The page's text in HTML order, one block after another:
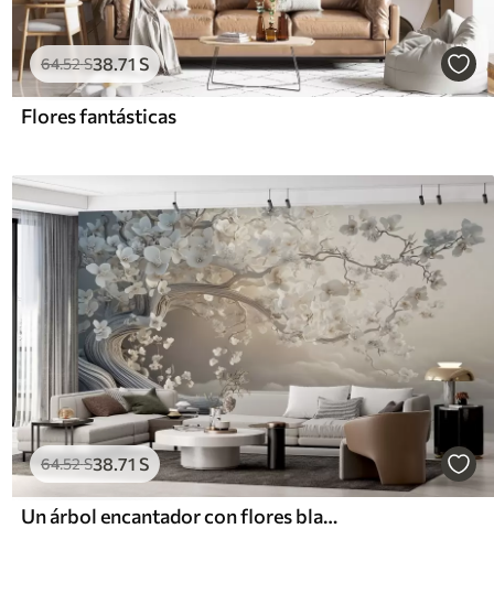
64.52S38.71 S
Flores fantásticas
64.52S38.71 S
Un árbol encantador con flores blancas contra el fondo de nubes en un estilo interesante en delicados colores cálidos